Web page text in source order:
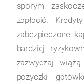
sporym
zapłacić.
zabezpieczone
bardziej
zazwyczaj
pożyczki